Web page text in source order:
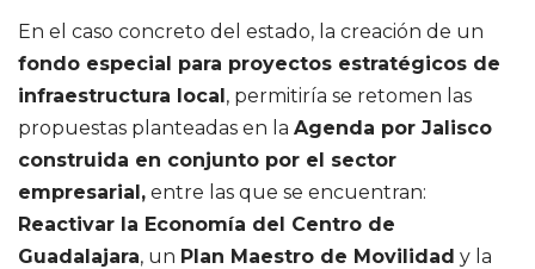
En el caso concreto del estado, la creación de un
fondo especial para proyectos estratégicos de
infraestructura local, permitiría se retomen las
propuestas planteadas en la Agenda por Jalisco
construida en conjunto por el sector
empresarial, entre las que se encuentran:
Reactivar la Economía del Centro de
Guadalajara, un Plan Maestro de Movilidad y la